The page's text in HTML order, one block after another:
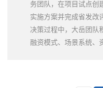
务团队，在项目试点创
实施方案并完成省发改
决策过程中，大岳团队
融资模式、场景系统、